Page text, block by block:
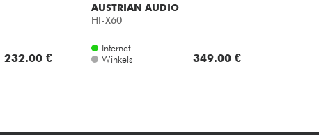
232.00 €
AUSTRIAN AUDIO
HI-X60
Internet
Winkels
349.00 €